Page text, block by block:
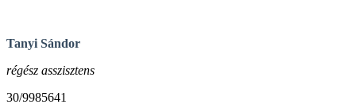
Tanyi Sándor
régész asszisztens
30/9985641